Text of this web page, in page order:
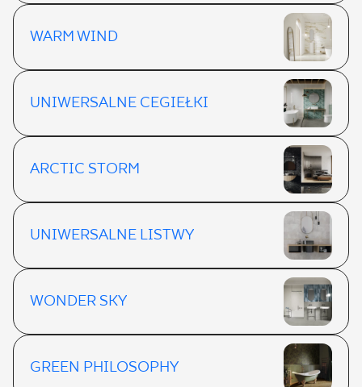
WARM WIND
UNIWERSALNE CEGIEŁKI
ARCTIC STORM
UNIWERSALNE LISTWY
WONDER SKY
GREEN PHILOSOPHY